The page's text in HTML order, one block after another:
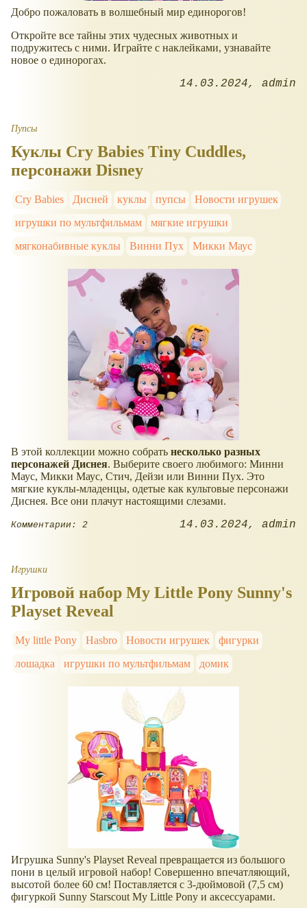
Добро пожаловать в волшебный мир единорогов!
Откройте все тайны этих чудесных животных и
подружитесь с ними. Играйте с наклейками, узнавайте
новое о единорогах.
14.03.2024 admin
Пупсы
Куклы Cry Babies Tiny Cuddles,
персонажи Disney
Cry Babies Дисней куклы пупсы
Новости игрушек
игрушки по мультфильмам
мягкие игрушки
мягконабивные куклы
Винни Пух Микки Маус
В этой коллекции можно собрать несколько разных
персонажей Диснея. Выберите своего любимого: Минни
Маус, Микки Маус, Стич, Дейзи или Винни Пух. Это
мягкие куклы-младенцы, одетые как культовые персонажи
Диснея. Все они плачут настоящими слезами.
Комментарии: 2 14.03.2024 admin
Игрушки
Игровой набор My Little Pony Sunny's
Playset Reveal
My little Pony Hasbro Новости игрушек
фигурки
лошадка
игрушки по мультфильмам домик
Игрушка Sunny's Playset Reveal превращается из большого
пони в целый игровой набор! Совершенно впечатляющий,
высотой более 60 см! Поставляется с 3-дюймовой (7,5 см)
фигуркой Sunny Starscout My Little Pony и аксессуарами.